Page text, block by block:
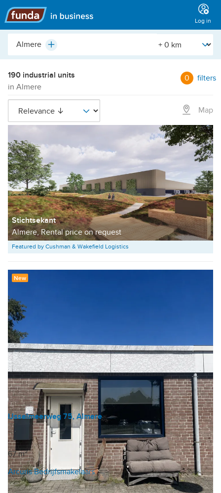
Main
menu
Log in
City,
neighborhood,
etc.
Plus [Straal]
190 industrial units
in Almere
0 filters
Map
Stichtsekant
Almere, Rental price on request
Featured by Cushman & Wakefield Logistics
New
IJsselmeerweg 75, Almere
Industrial unit
€ 223 /m²/year
67 m²
Arcuris Bedrijfsmakelaars